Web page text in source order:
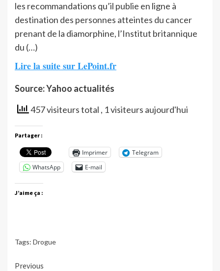
les recommandations qu’il publie en ligne à
destination des personnes atteintes du cancer
prenant de la diamorphine, l’Institut britannique
du (…)
Lire la suite sur LePoint.fr
Source: Yahoo actualités
457 visiteurs total , 1 visiteurs aujourd'hui
Partager :
Imprimer
Telegram
WhatsApp
E-mail
J’aime ça :
Tags: Drogue
Continue
Previous